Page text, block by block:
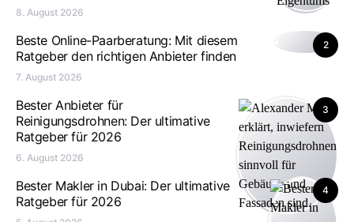
8. August 2026
2
Beste Online-Paarberatung: Mit diesem
Ratgeber den richtigen Anbieter finden
7. August 2026
3
Bester Anbieter für
Reinigungsdrohnen: Der ultimative
Ratgeber für 2026
6. August 2026
4
Bester Makler in Dubai: Der ultimative
Ratgeber für 2026